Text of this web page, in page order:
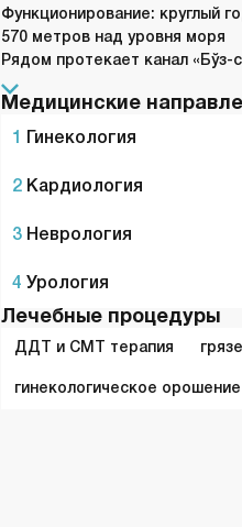
Функционирование: круглый
570 метров над уровня моря
Рядом протекает канал «Бўз-
Медицинские
1 Гинекология
2 Кардиология
3 Неврология
4 Урология
Лечебные процедуры
ДДТ и СМТ терапия
гинекологическое